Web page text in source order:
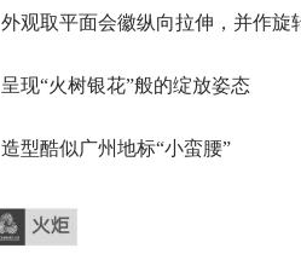
外观取平面会徽纵向拉伸，并作旋
呈现“火树银花”般的绽放姿态
造型酷似广州地标“小蛮腰”